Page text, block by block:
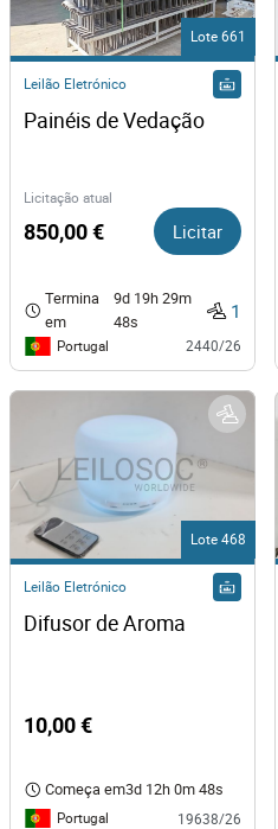
Lote 661
Leilão Eletrónico
Licitação atual
850,00 € Licitar
Termina
em
9d 19h 29m
48s
1
Portugal 2440/26
Lote 468
Leilão Eletrónico
Difusor de Aroma
10,00 €
Começa em3d 12h 0m 48s
Portugal 19638/26